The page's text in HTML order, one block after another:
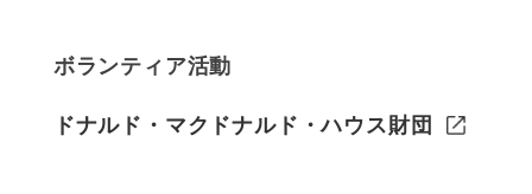
ボランティア活動
ドナルド・マクドナルド・ハウス財団